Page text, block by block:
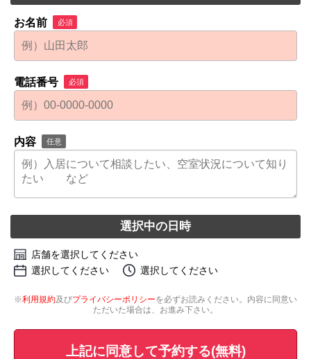
お名前 必須
電話番号 必須
内容 任意
選択中の日時
店舗を選択してください
選択してください
選択してください
※利用規約及びプライバシーポリシーを必ずお読みください。内容に同意い
ただいた場合は、お進み下さい。
上記に同意して予約する(無料)